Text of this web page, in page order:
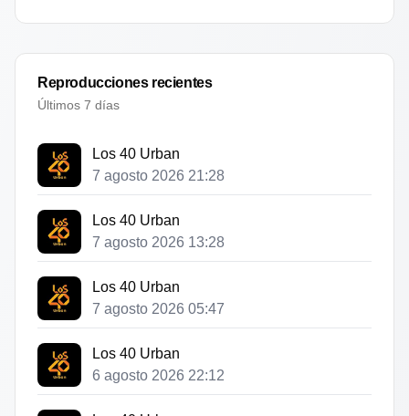
Reproducciones recientes
Últimos 7 días
Los 40 Urban
7 agosto 2026 21:28
Los 40 Urban
7 agosto 2026 13:28
Los 40 Urban
7 agosto 2026 05:47
Los 40 Urban
6 agosto 2026 22:12